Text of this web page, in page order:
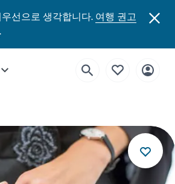
선으로 생각합니다.여행 권고
.